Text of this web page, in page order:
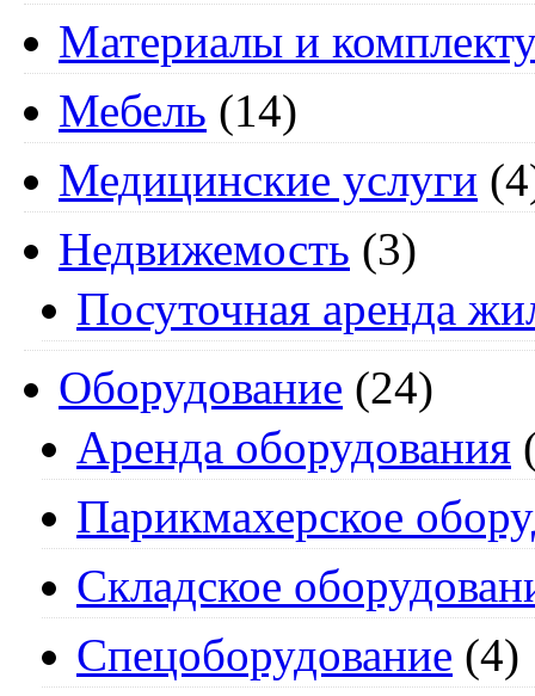
Материалы и
Мебель (14)
Медицинские услуги
Недвижемость (3)
Посуточная аренда
Оборудование (24)
Аренда оборудования
Парикмахерское
Складское
Спецоборудование (4)